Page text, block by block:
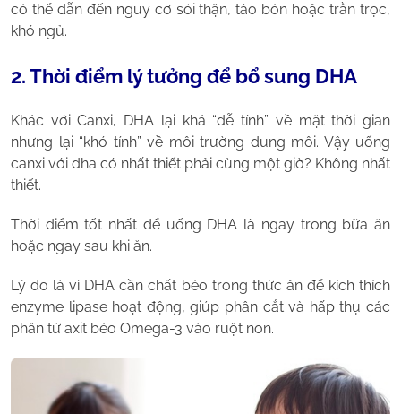
có thể dẫn đến nguy cơ sỏi thận, táo bón hoặc trằn trọc,
khó ngủ.
2. Thời điểm lý tưởng để bổ sung DHA
Khác với Canxi, DHA lại khá “dễ tính” về mặt thời gian
nhưng lại “khó tính” về môi trường dung môi. Vậy uống
canxi với dha có nhất thiết phải cùng một giờ? Không nhất
thiết.
Thời điểm tốt nhất để uống DHA là ngay trong bữa ăn
hoặc ngay sau khi ăn.
Lý do là vì DHA cần chất béo trong thức ăn để kích thích
enzyme lipase hoạt động, giúp phân cắt và hấp thụ các
phân tử axit béo Omega-3 vào ruột non.